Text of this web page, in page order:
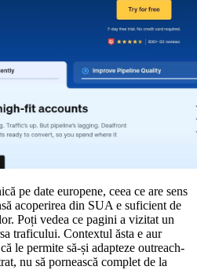
pe date europene, ceea ce are sens
acoperirea din SUA e suficient de
Poți vedea ce pagini a vizitat un
traficului. Contextul ăsta e aur
le permite să-și adapteze outreach-
nu să pornească complet de la